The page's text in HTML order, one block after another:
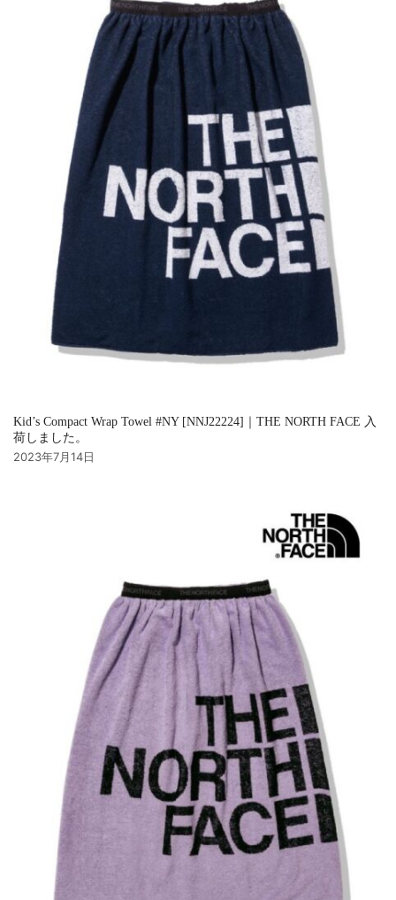
Kid’s Compact Wrap Towel #NY [NNJ22224]｜THE NORTH FACE 入
荷しました。
2023年7月14日